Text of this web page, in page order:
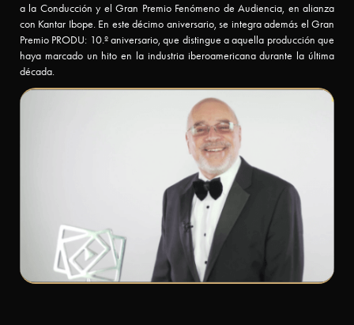
Ya!
Jurado
PRODU
Tecnología
a la Conducción y el Gran Premio Fenómeno de Audiencia, en alianza
con Kantar Ibope. En este décimo aniversario, se integra además el Gran
Premio PRODU: 10.º aniversario, que distingue a aquella producción que
haya marcado un hito en la industria iberoamericana durante la última
década.